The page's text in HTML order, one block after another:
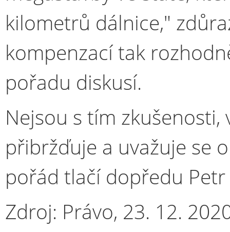
kilometrů dálnice,"
kompenzací tak
pořadu diskusí.
Nejsou s tím zkušenosti,
přibržďuje a uvažuje se
pořád tlačí dopředu
Zdroj: Právo, 23. 12.